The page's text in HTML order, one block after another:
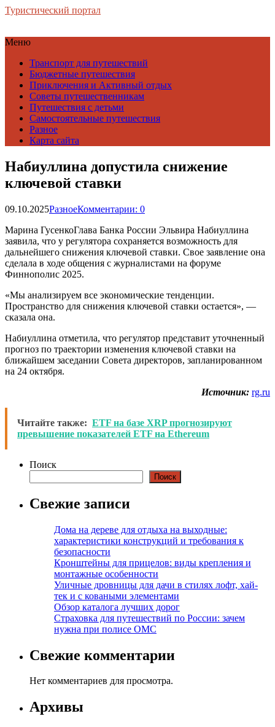
Туристический портал
Меню
Транспорт для путешествий
Бюджетные путешествия
Приключения и Активный отдых
Советы путешественникам
Путешествия с детьми
Самостоятельные путешествия
Разное
Карта сайта
Набиуллина допустила снижение
ключевой ставки
09.10.2025РазноеКомментарии: 0
Марина ГусенкоГлава Банка России Эльвира Набиуллина
заявила, что у регулятора сохраняется возможность для
дальнейшего снижения ключевой ставки. Свое заявление она
сделала в ходе общения с журналистами на форуме
Финнополис 2025.
«Мы анализируем все экономические тенденции.
Пространство для снижения ключевой ставки остается», —
сказала она.
Набиуллина отметила, что регулятор представит уточненный
прогноз по траектории изменения ключевой ставки на
ближайшем заседании Совета директоров, запланированном
на 24 октября.
Источник: rg.ru
Читайте также: ETF на базе XRP прогнозируют
превышение показателей ETF на Ethereum
Поиск
Поиск
Свежие записи
Дома на дереве для отдыха на выходные:
характеристики конструкций и требования к
безопасности
Кронштейны для прицелов: виды крепления и
монтажные особенности
Уличные дровницы для дачи в стилях лофт, хай-
тек и с коваными элементами
Обзор каталога лучших дорог
Страховка для путешествий по России: зачем
нужна при полисе ОМС
Свежие комментарии
Нет комментариев для просмотра.
Архивы